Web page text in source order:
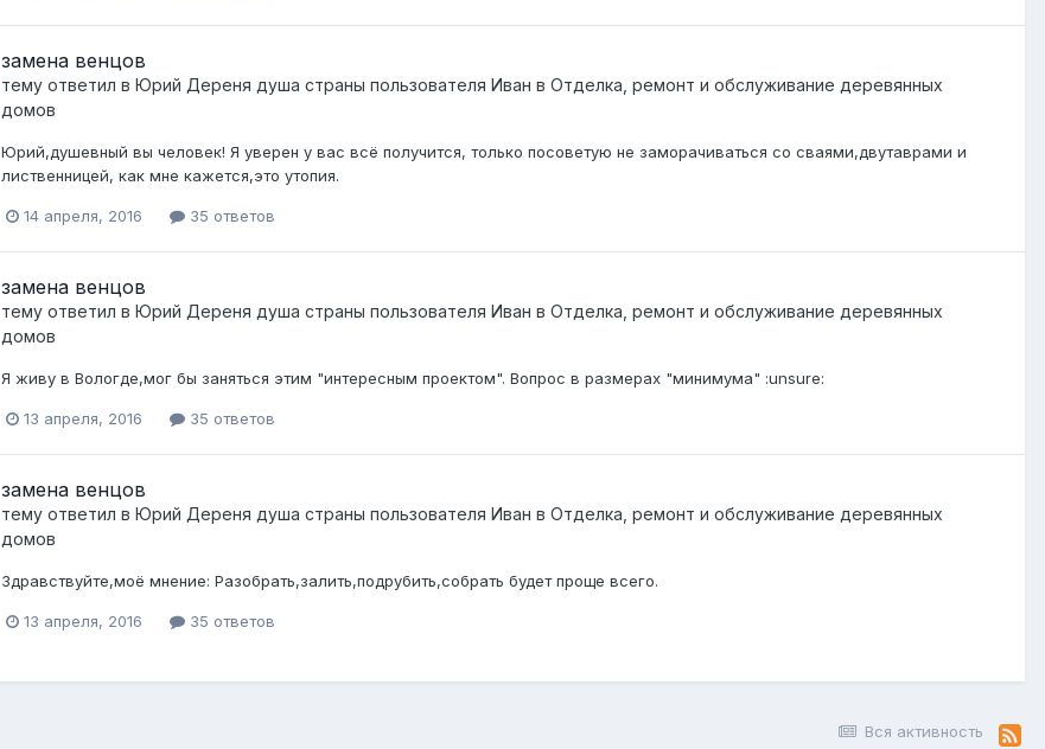
замена венцов
тему ответил в Юрий Дереня душа страны пользователя Иван в Отделка, ремонт и обслуживание деревянных
домов
Юрий,душевный вы человек! Я уверен у вас всё получится, только посоветую не заморачиваться со сваями,двутаврами и
лиственницей, как мне кажется,это утопия.
14 апреля, 2016 35 ответов
замена венцов
тему ответил в Юрий Дереня душа страны пользователя Иван в Отделка, ремонт и обслуживание деревянных
домов
Я живу в Вологде,мог бы заняться этим "интересным проектом". Вопрос в размерах "минимума" :unsure:
13 апреля, 2016 35 ответов
замена венцов
тему ответил в Юрий Дереня душа страны пользователя Иван в Отделка, ремонт и обслуживание деревянных
домов
Здравствуйте,моё мнение: Разобрать,залить,подрубить,собрать будет проще всего.
13 апреля, 2016 35 ответов
Вся активность